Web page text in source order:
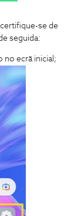
se de
seguida:
no ecrã inicial;